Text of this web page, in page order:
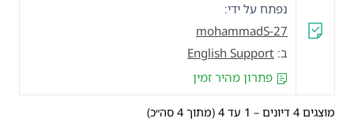
נפתח על ידי:
mohammadS-27
ב: English Support
פתרון מהיר זמין
מוצגים 4 דיונים – 1 עד 4 (מתוך 4 סה״כ)